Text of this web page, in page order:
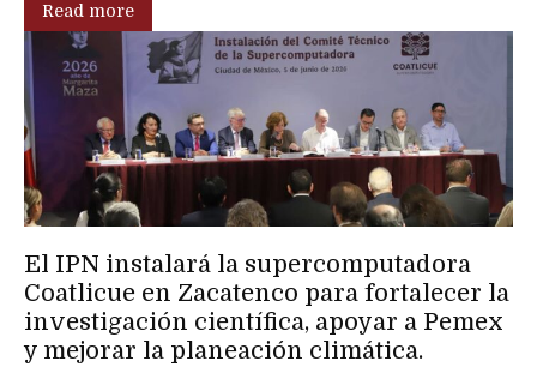
Read more
El IPN instalará la supercomputadora
Coatlicue en Zacatenco para fortalecer la
investigación científica, apoyar a Pemex
y mejorar la planeación climática.